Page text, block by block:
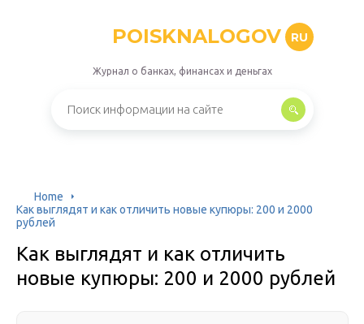
POISKNALOGOV RU
Журнал о банках, финансах и деньгах
Home
Как выглядят и как отличить новые купюры: 200 и 2000
рублей
Как выглядят и как отличить
новые купюры: 200 и 2000 рублей